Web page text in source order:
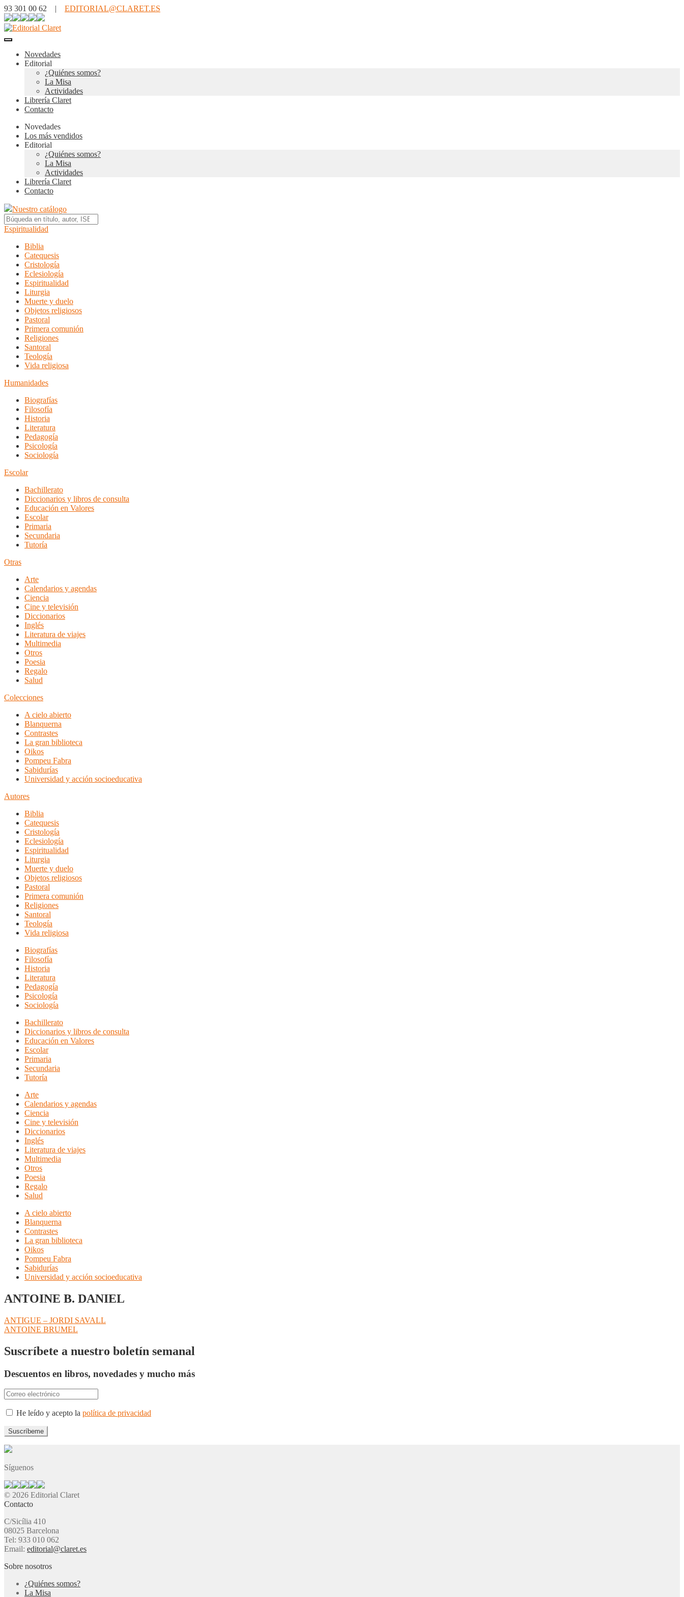
93 301 00 62 | EDITORIAL@CLARET.ES
Novedades
Editorial
¿Quiénes somos?
La Misa
Actividades
Librería Claret
Contacto
Novedades
Los más vendidos
Editorial
¿Quiénes somos?
La Misa
Actividades
Librería Claret
Contacto
Nuestro catálogo
Espiritualidad
Biblia
Catequesis
Cristología
Eclesiología
Espiritualidad
Liturgia
Muerte y duelo
Objetos religiosos
Pastoral
Primera comunión
Religiones
Santoral
Teología
Vida religiosa
Humanidades
Biografías
Filosofía
Historia
Literatura
Pedagogía
Psicología
Sociología
Escolar
Bachillerato
Diccionarios y libros de consulta
Educación en Valores
Escolar
Primaria
Secundaria
Tutoría
Otras
Arte
Calendarios y agendas
Ciencia
Cine y televisión
Diccionarios
Inglés
Literatura de viajes
Multimedia
Otros
Poesia
Regalo
Salud
Colecciones
A cielo abierto
Blanquerna
Contrastes
La gran biblioteca
Oikos
Pompeu Fabra
Sabidurías
Universidad y acción socioeducativa
Autores
Biblia
Catequesis
Cristología
Eclesiología
Espiritualidad
Liturgia
Muerte y duelo
Objetos religiosos
Pastoral
Primera comunión
Religiones
Santoral
Teología
Vida religiosa
Biografías
Filosofía
Historia
Literatura
Pedagogía
Psicología
Sociología
Bachillerato
Diccionarios y libros de consulta
Educación en Valores
Escolar
Primaria
Secundaria
Tutoría
Arte
Calendarios y agendas
Ciencia
Cine y televisión
Diccionarios
Inglés
Literatura de viajes
Multimedia
Otros
Poesia
Regalo
Salud
A cielo abierto
Blanquerna
Contrastes
La gran biblioteca
Oikos
Pompeu Fabra
Sabidurías
Universidad y acción socioeducativa
ANTOINE B. DANIEL
Navegación
de
entradas
Anterior:
ANTIGUE – JORDI SAVALL
Siguiente:
ANTOINE BRUMEL
Suscríbete a nuestro boletín semanal
Descuentos en libros, novedades y mucho más
He leído y acepto la política de privacidad
Síguenos
© 2026 Editorial Claret
Contacto
C/Sicília 410
08025 Barcelona
Tel: 933 010 062
Email: editorial@claret.es
Sobre nosotros
¿Quiénes somos?
La Misa